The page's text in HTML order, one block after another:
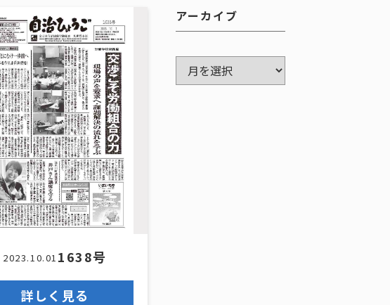
2023.10.01 1638号
詳しく見る
アーカイブ
ア